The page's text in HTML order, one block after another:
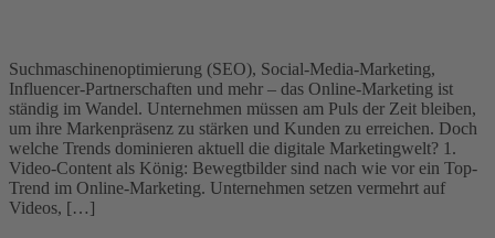
Suchmaschinenoptimierung (SEO), Social-Media-Marketing,
Influencer-Partnerschaften und mehr – das Online-Marketing ist
ständig im Wandel. Unternehmen müssen am Puls der Zeit bleiben,
um ihre Markenpräsenz zu stärken und Kunden zu erreichen. Doch
welche Trends dominieren aktuell die digitale Marketingwelt? 1.
Video-Content als König: Bewegtbilder sind nach wie vor ein Top-
Trend im Online-Marketing. Unternehmen setzen vermehrt auf
Videos, […]